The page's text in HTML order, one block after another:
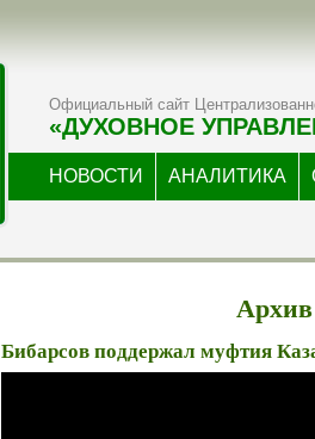
Официальный сайт
«ДУХОВНОЕ
НОВОСТИ АНАЛИТИКА
Архив
Бибарсов поддержал муфтия